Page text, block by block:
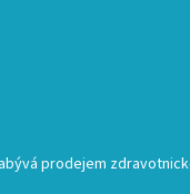
prodejem